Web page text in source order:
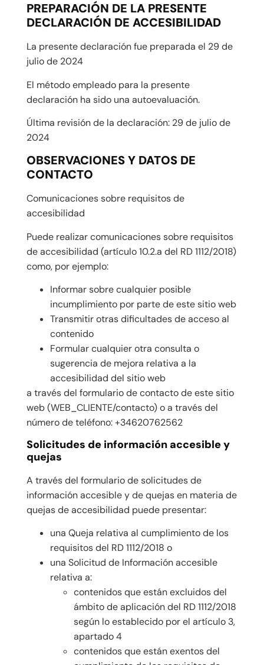
PREPARACIÓN DE LA PRESENTE
DECLARACIÓN DE ACCESIBILIDAD
La presente declaración fue preparada el 29 de
julio de 2024
El método empleado para la presente
declaración ha sido una autoevaluación.
Última revisión de la declaración: 29 de julio de
2024
OBSERVACIONES Y DATOS DE
CONTACTO
Comunicaciones sobre requisitos de
accesibilidad
Puede realizar comunicaciones sobre requisitos
de accesibilidad (artículo 10.2.a del RD 1112/2018)
como, por ejemplo:
Informar sobre cualquier posible
incumplimiento por parte de este sitio web
Transmitir otras dificultades de acceso al
contenido
Formular cualquier otra consulta o
sugerencia de mejora relativa a la
accesibilidad del sitio web
a través del formulario de contacto de este sitio
web (WEB_CLIENTE/contacto) o a través del
número de teléfono: +34620762562
Solicitudes de información accesible y
quejas
A través del formulario de solicitudes de
información accesible y de quejas en materia de
quejas de accesibilidad puede presentar:
una Queja relativa al cumplimiento de los
requisitos del RD 1112/2018 o
una Solicitud de Información accesible
relativa a:
contenidos que están excluidos del
ámbito de aplicación del RD 1112/2018
según lo establecido por el artículo 3,
apartado 4
contenidos que están exentos del